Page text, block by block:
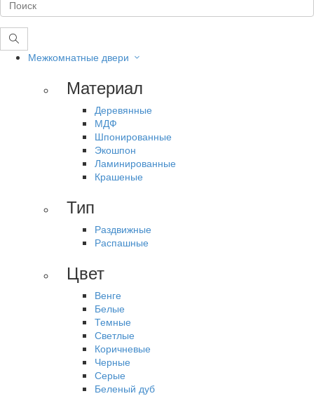
Межкомнатные двери
Материал
Деревянные
МДФ
Шпонированные
Экошпон
Ламинированные
Крашеные
Тип
Раздвижные
Распашные
Цвет
Венге
Белые
Темные
Светлые
Коричневые
Черные
Серые
Беленый дуб